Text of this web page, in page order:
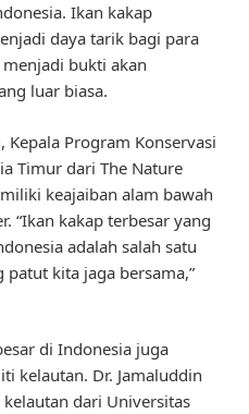
Ikan kakap
daya tarik bagi para
bukti akan
luar biasa.
Program Konservasi
Timur dari The Nature
keajaiban alam bawah
“Ikan kakap terbesar yang
adalah salah satu
kita jaga bersama,”
di Indonesia juga
kelautan. Dr. Jamaluddin
dari Universitas